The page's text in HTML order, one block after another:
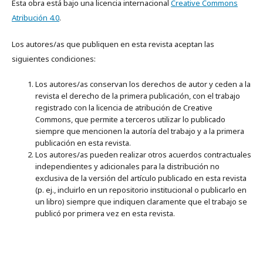
Esta obra está bajo una licencia internacional Creative Commons
Atribución 4.0.
Los autores/as que publiquen en esta revista aceptan las
siguientes condiciones:
Los autores/as conservan los derechos de autor y ceden a la
revista el derecho de la primera publicación, con el trabajo
registrado con la licencia de atribución de Creative
Commons, que permite a terceros utilizar lo publicado
siempre que mencionen la autoría del trabajo y a la primera
publicación en esta revista.
Los autores/as pueden realizar otros acuerdos contractuales
independientes y adicionales para la distribución no
exclusiva de la versión del artículo publicado en esta revista
(p. ej., incluirlo en un repositorio institucional o publicarlo en
un libro) siempre que indiquen claramente que el trabajo se
publicó por primera vez en esta revista.